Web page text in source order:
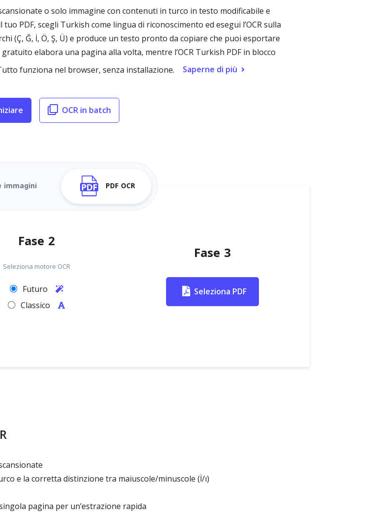
o solo immagine con contenuti in turco in testo modificabile e
PDF, scegli Turkish come lingua di riconoscimento ed esegui l’OCR sulla
(Ç, Ğ, İ, Ö, Ş, Ü) e produce un testo pronto da copiare che puoi esportare
elabora una pagina alla volta, mentre l’OCR Turkish PDF in blocco
funziona nel browser, senza installazione.
Saperne di più
OCR in batch
immagini PDF OCR
Fase 2
Seleziona motore OCR
Futuro
Classico
Fase 3
Seleziona PDF
e la corretta distinzione tra maiuscole/minuscole (İ/ı)
pagina per un’estrazione rapida